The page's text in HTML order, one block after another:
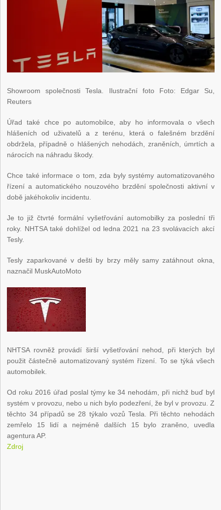
Showroom společnosti Tesla. Ilustrační foto Foto: Edgar Su,
Reuters
Úřad také chce po automobilce, aby ho informovala o všech
hlášeních od uživatelů a z terénu, která o falešném brzdění
obdržela, případně o hlášených nehodách, zraněních, úmrtích a
nárocích na náhradu škody.
Chce také informace o tom, zda byly systémy automatizovaného
řízení a automatického nouzového brzdění společnosti aktivní v
době jakéhokoliv incidentu.
Je to již čtvrté formální vyšetřování automobilky za poslední tři
roky. NHTSA také dohlížel od ledna 2021 na 23 svolávacích akcí
Tesly.
Tesly zaparkované v dešti by brzy měly samy zatáhnout okna,
naznačil MuskAutoMoto
NHTSA rovněž provádí širší vyšetřování nehod, při kterých byl
použit částečně automatizovaný systém řízení. To se týká všech
automobilek.
Od roku 2016 úřad poslal týmy ke 34 nehodám, při nichž buď byl
systém v provozu, nebo u nich bylo podezření, že byl v provozu. Z
těchto 34 případů se 28 týkalo vozů Tesla. Při těchto nehodách
zemřelo 15 lidí a nejméně dalších 15 bylo zraněno, uvedla
agentura AP.
Zdroj